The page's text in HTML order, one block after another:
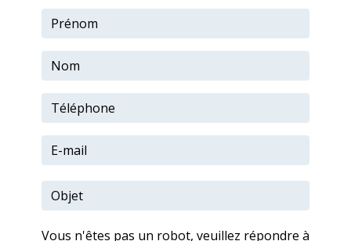
Vous n'êtes pas un robot, veuillez répondre à